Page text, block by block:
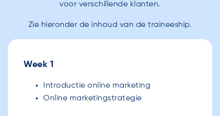
voor verschillende klanten.
Zie hieronder de inhoud van de traineeship.
Week 1
Introductie online marketing
Online marketingstrategie